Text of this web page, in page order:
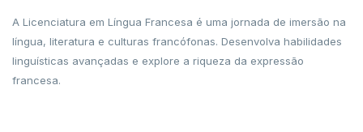
A Licenciatura em Língua Francesa é uma jornada de imersão na
língua, literatura e culturas francófonas. Desenvolva habilidades
linguísticas avançadas e explore a riqueza da expressão
francesa.